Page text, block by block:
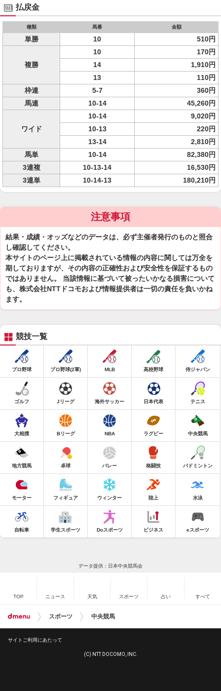
払戻金
種類 馬番 金額
単勝 10 510円
複勝
10
170円
14
1,910円
13
110円
枠連
5-7
360円
馬連
10-14 45,260円
ワイド
10-14
9,020円
10-13
220円
13-14
2,810円
馬単
10-14
82,380円
3連複
10-13-14
16,530円
3連単
10-14-13 180,210円
注意事項
結果・成績・オッズなどのデータは、必ず主催者発行のものと照合
し確認してください。
本サイトのページ上に掲載されている情報の内容に関しては万全を
期しておりますが、その内容の正確性および安全性を保証するもの
ではありません。 当該情報に基づいて被ったいかなる損害について
も、株式会社NTTドコモおよび情報提供者は一切の責任を負いかね
ます。
競技一覧
プロ野球 プロ野球(2軍) MLB 高校野球 侍ジャパン
ゴルフ Jリーグ 海外サッカー 日本代表 テニス
大相撲 Bリーグ NBA ラグビー 中央競馬
地方競馬 卓球 バレー 格闘技 バドミントン
モーター フィギュア ウィンター 陸上 水泳
自転車 学生スポーツ Doスポーツ ビジネス eスポーツ
データ提供：日本中央競馬会
TOP ニュース 天気 スポーツ 占い すべて
スポーツ 中央競馬
サイトご利用にあたって
(C) NTT DOCOMO, INC.